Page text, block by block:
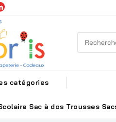
catégories
Sac à dos Trousses